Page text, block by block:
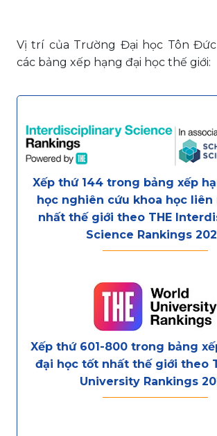
Vị trí của Trường Đại học Tôn
các bảng xếp hạng đại học thế giới:
Xếp thứ 144 trong bảng xếp
học nghiên cứu khoa học
nhất thế giới theo THE
Science Rankings
Xếp thứ 601-800 trong bảng
đại học tốt nhất thế giới theo
University Rankings